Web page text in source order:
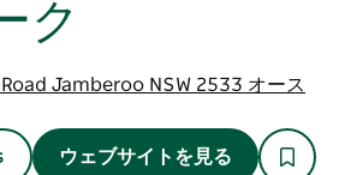
ク
Jamberoo NSW 2533 オース
ウェブサイトを見る